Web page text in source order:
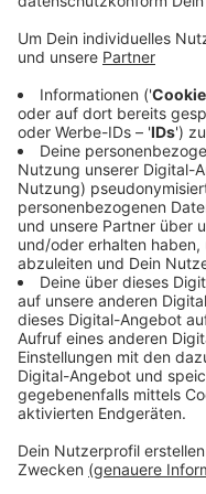
das RBRS-Land
Veröffentlicht:
Anzeige
Insgesamt haben die
1.600 Arbeitgeber
Ermittlungsverfahren
lief, wie es sollte,
gezahlt wurden. Der
Mitarbeiterinnen und
Bergisch Gladbach.
Anzeige